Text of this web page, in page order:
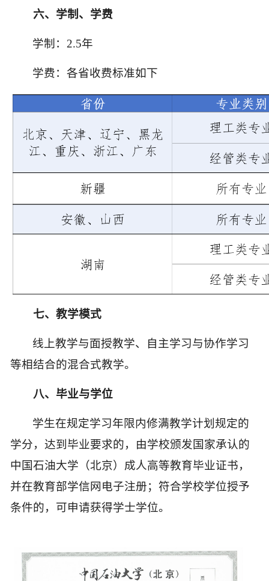
六、 学制、学费
学制： 2.5年
学费：各省收费标准如下
七、 教学模式
线上教学与面授教学、自主学习与协作学习
等相结合的混合式教学。
八、 毕业与学位
学生在规定学习年限内修满教学计划规定的
学分，达到毕业要求的，由学校颁发国家承认的
中国石油大学（北京）成人高等教育毕业证书，
并在教育部学信网电子注册；符合学校学位授予
条件的，可申请获得学士学位。